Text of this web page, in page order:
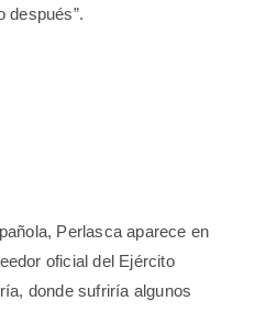
después”.
Perlasca aparece en
oficial del Ejército
donde sufriría algunos